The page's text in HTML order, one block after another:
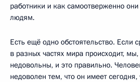
работники и как самоотверженно
людям.
Есть ещё одно обстоятельство. Если
в разных частях мира происходит,
недовольны, и это правильно.
недоволен тем, что он имеет